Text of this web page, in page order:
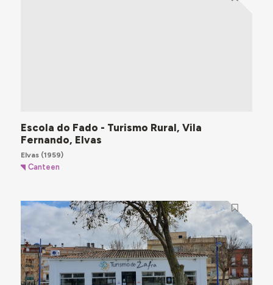
Escola do Fado - Turismo Rural, Vila
Fernando, Elvas
Elvas(1959)
Canteen